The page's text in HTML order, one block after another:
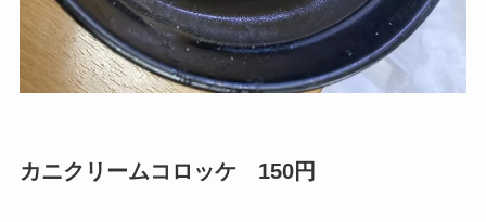
カニクリームコロッケ 150円